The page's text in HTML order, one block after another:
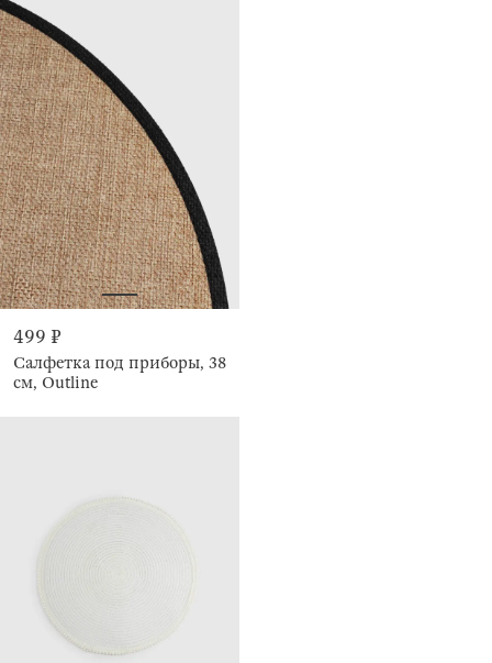
499 ₽
Салфетка под приборы, 38
см, Outline